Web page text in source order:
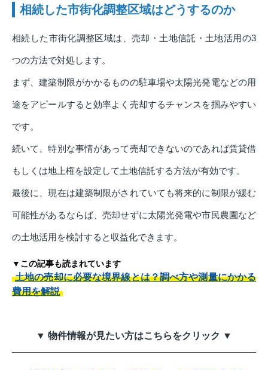
相続した市街化調整区域はどうするのか
相続した市街化調整区域は、売却・土地信託・土地活用の3
つの方法で対処します。
まず、建築制限がかかるものの駐車場や太陽光発電などの用
途をアピールすると効率よく売却するチャンスを掴みやすい
です。
続いて、特別な事情があって売却できないのであれば賃貸借
もしくは地上権を設定して土地信託する方法が有効です。
最後に、現在は建築制限がされていても将来的に制限が緩む
可能性があるならば、売却せずに太陽光発電や市民農園など
の土地活用を検討すると収益化できます。
▼この記事も読まれています
土地の売却に必要な境界線とは？調べ方や測量にかかる
費用を解説
▼ 物件情報が見たい方はこちらをクリック ▼